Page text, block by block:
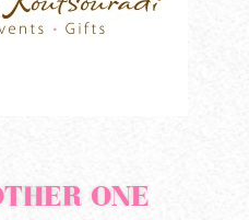
ONE